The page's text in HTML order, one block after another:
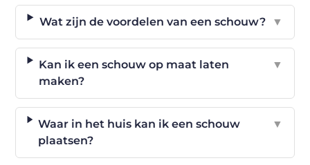
Wat zijn de voordelen van een schouw? ▼
Kan ik een schouw op maat laten
maken?
▼
Waar in het huis kan ik een schouw
plaatsen?
▼